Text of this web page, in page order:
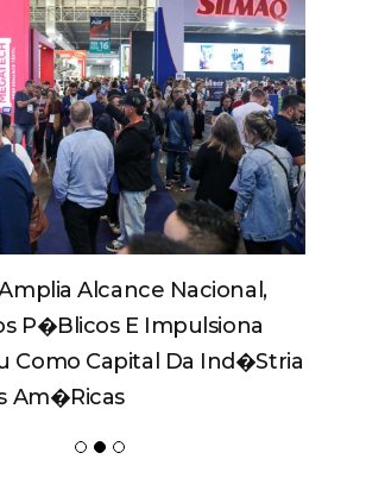
Alcance Nacional,
P�blicos E Impulsiona
Como Capital Da Ind�stria
Am�ricas